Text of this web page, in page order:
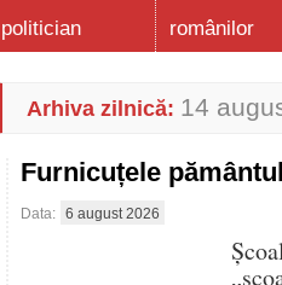
politician
românilor
Arhiva zilnică: 14
Furnicuțele
Data: 6 august 2026